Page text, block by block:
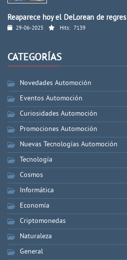
Reaparece hoy el DeLorean de regres
29-06-2025 Hits: 7139
CATEGORÍAS
Novedades Automoción
Eventos Automoción
Curiosidades Automoción
Promociones Automoción
Nuevas Tecnologías Automoción
Tecnología
Cosmos
Informática
Economía
Criptomonedas
Naturaleza
General